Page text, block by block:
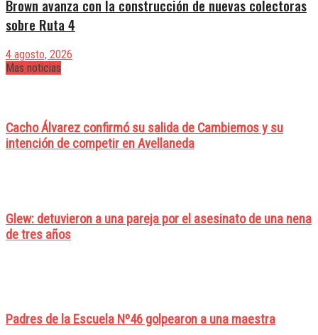
Brown avanza con la construcción de nuevas colectoras
sobre Ruta 4
4 agosto, 2026
Mas noticias
Cacho Álvarez confirmó su salida de Cambiemos y su
intención de competir en Avellaneda
Glew: detuvieron a una pareja por el asesinato de una nena
de tres años
Padres de la Escuela Nº46 golpearon a una maestra